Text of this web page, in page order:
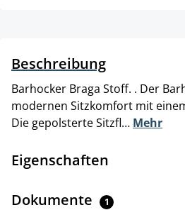
Beschreibung
Barhocker Braga Stoff. . Der
modernen Sitzkomfort mit
Die gepolsterte Sitzfl… Mehr
Eigenschaften
Dokumente 1